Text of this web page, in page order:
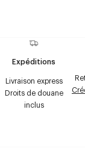
Expéditions
Livraison express
Droits de douane
inclus